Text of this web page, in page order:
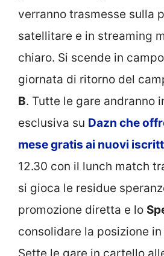
verranno trasmesse sulla
satellitare e in streaming
chiaro. Si scende in
giornata di ritorno del
B. Tutte le gare andranno
esclusiva su Dazn che
mese gratis ai nuovi
12.30 con il lunch match
si gioca le residue
promozione diretta e lo
consolidare la posizione